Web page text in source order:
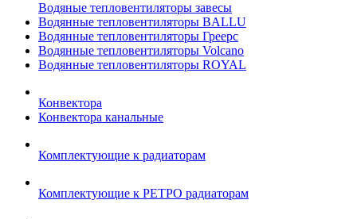
Водяные тепловентиляторы завесы
Водянные тепловентиляторы BALLU
Водянные тепловентиляторы Греерс
Водянные тепловентиляторы Volcano
Водянные тепловентиляторы ROYAL
Конвектора
Конвектора канальные
Комплектующие к радиаторам
Комплектующие к РЕТРО радиаторам